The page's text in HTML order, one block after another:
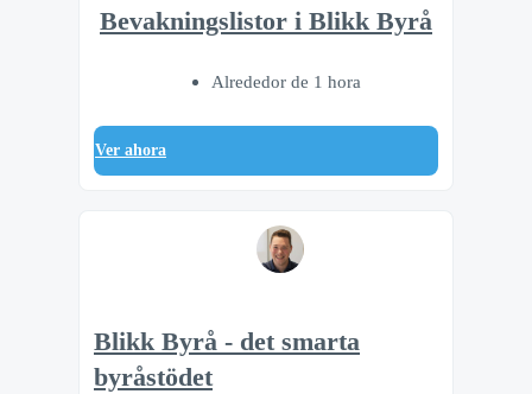
Bevakningslistor i Blikk Byrå
Alrededor de 1 hora
Ver ahora
Blikk Byrå - det smarta
byråstödet